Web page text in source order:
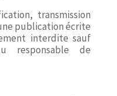
transmission
publication écrite
interdite sauf
responsable de